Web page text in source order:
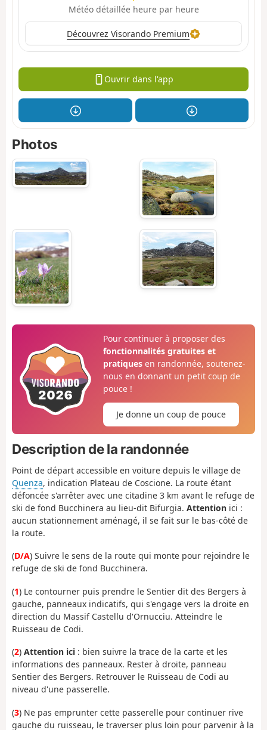
Météo détaillée heure par heure
Découvrez Visorando Premium
Ouvrir dans l'app
Photos
Pour continuer à proposer des
fonctionnalités gratuites et
pratiquesen randonnée, soutenez-
nous en donnant un petit coup de
pouce !
Je donne un coup de pouce
Description de la randonnée
Point de départ accessible en voiture depuis le village de
Quenza, indication Plateau de Coscione. La route étant
défoncée s'arrêter avec une citadine 3 km avant le refuge de
ski de fond Bucchinera au lieu-dit Bifurgia. Attention ici :
aucun stationnement aménagé, il se fait sur le bas-côté de
la route.
(D/A) Suivre le sens de la route qui monte pour rejoindre le
refuge de ski de fond Bucchinera.
(1) Le contourner puis prendre le Sentier dit des Bergers à
gauche, panneaux indicatifs, qui s'engage vers la droite en
direction du Massif Castellu d'Ornucciu. Atteindre le
Ruisseau de Codi.
(2) Attention ici : bien suivre la trace de la carte et les
informations des panneaux. Rester à droite, panneau
Sentier des Bergers. Retrouver le Ruisseau de Codi au
niveau d'une passerelle.
(3) Ne pas emprunter cette passerelle pour continuer rive
gauche du ruisseau, le traverser plus loin pour parvenir à la